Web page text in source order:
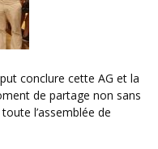
conclure cette AG et la
de partage non sans
l’assemblée de